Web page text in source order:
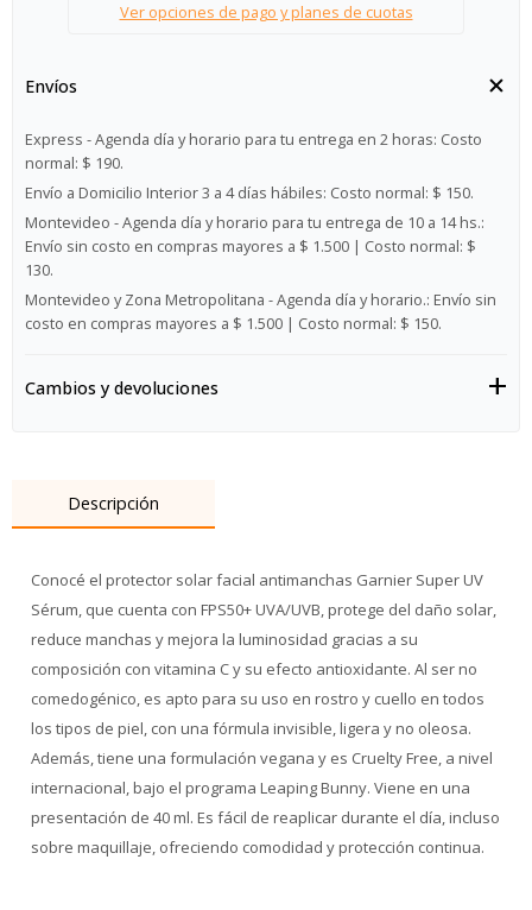
Ver opciones de pago y planes de cuotas
Envíos
Express - Agenda día y horario para tu entrega en 2 horas: Costo
normal: $ 190.
Envío a Domicilio Interior 3 a 4 días hábiles: Costo normal: $ 150.
Montevideo - Agenda día y horario para tu entrega de 10 a 14 hs.:
Envío sin costo en compras mayores a $ 1.500 | Costo normal: $
130.
Montevideo y Zona Metropolitana - Agenda día y horario.: Envío sin
costo en compras mayores a $ 1.500 | Costo normal: $ 150.
Cambios y devoluciones
Descripción
Conocé el protector solar facial antimanchas Garnier Super UV
Sérum, que cuenta con FPS50+ UVA/UVB, protege del daño solar,
reduce manchas y mejora la luminosidad gracias a su
composición con vitamina C y su efecto antioxidante. Al ser no
comedogénico, es apto para su uso en rostro y cuello en todos
los tipos de piel, con una fórmula invisible, ligera y no oleosa.
Además, tiene una formulación vegana y es Cruelty Free, a nivel
internacional, bajo el programa Leaping Bunny. Viene en una
presentación de 40 ml. Es fácil de reaplicar durante el día, incluso
sobre maquillaje, ofreciendo comodidad y protección continua.